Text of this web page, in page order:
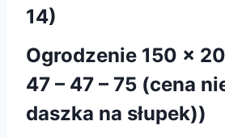
14)
Ogrodzenie 150 x
47 – 47 – 75 (cena
daszka na słupek))